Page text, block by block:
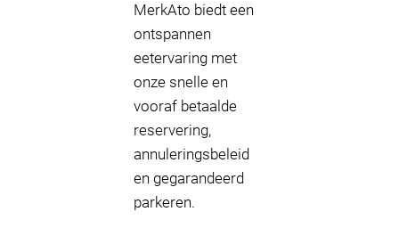
MerkAto biedt een
ontspannen
eetervaring met
onze snelle en
vooraf betaalde
reservering,
annuleringsbeleid
en gegarandeerd
parkeren.